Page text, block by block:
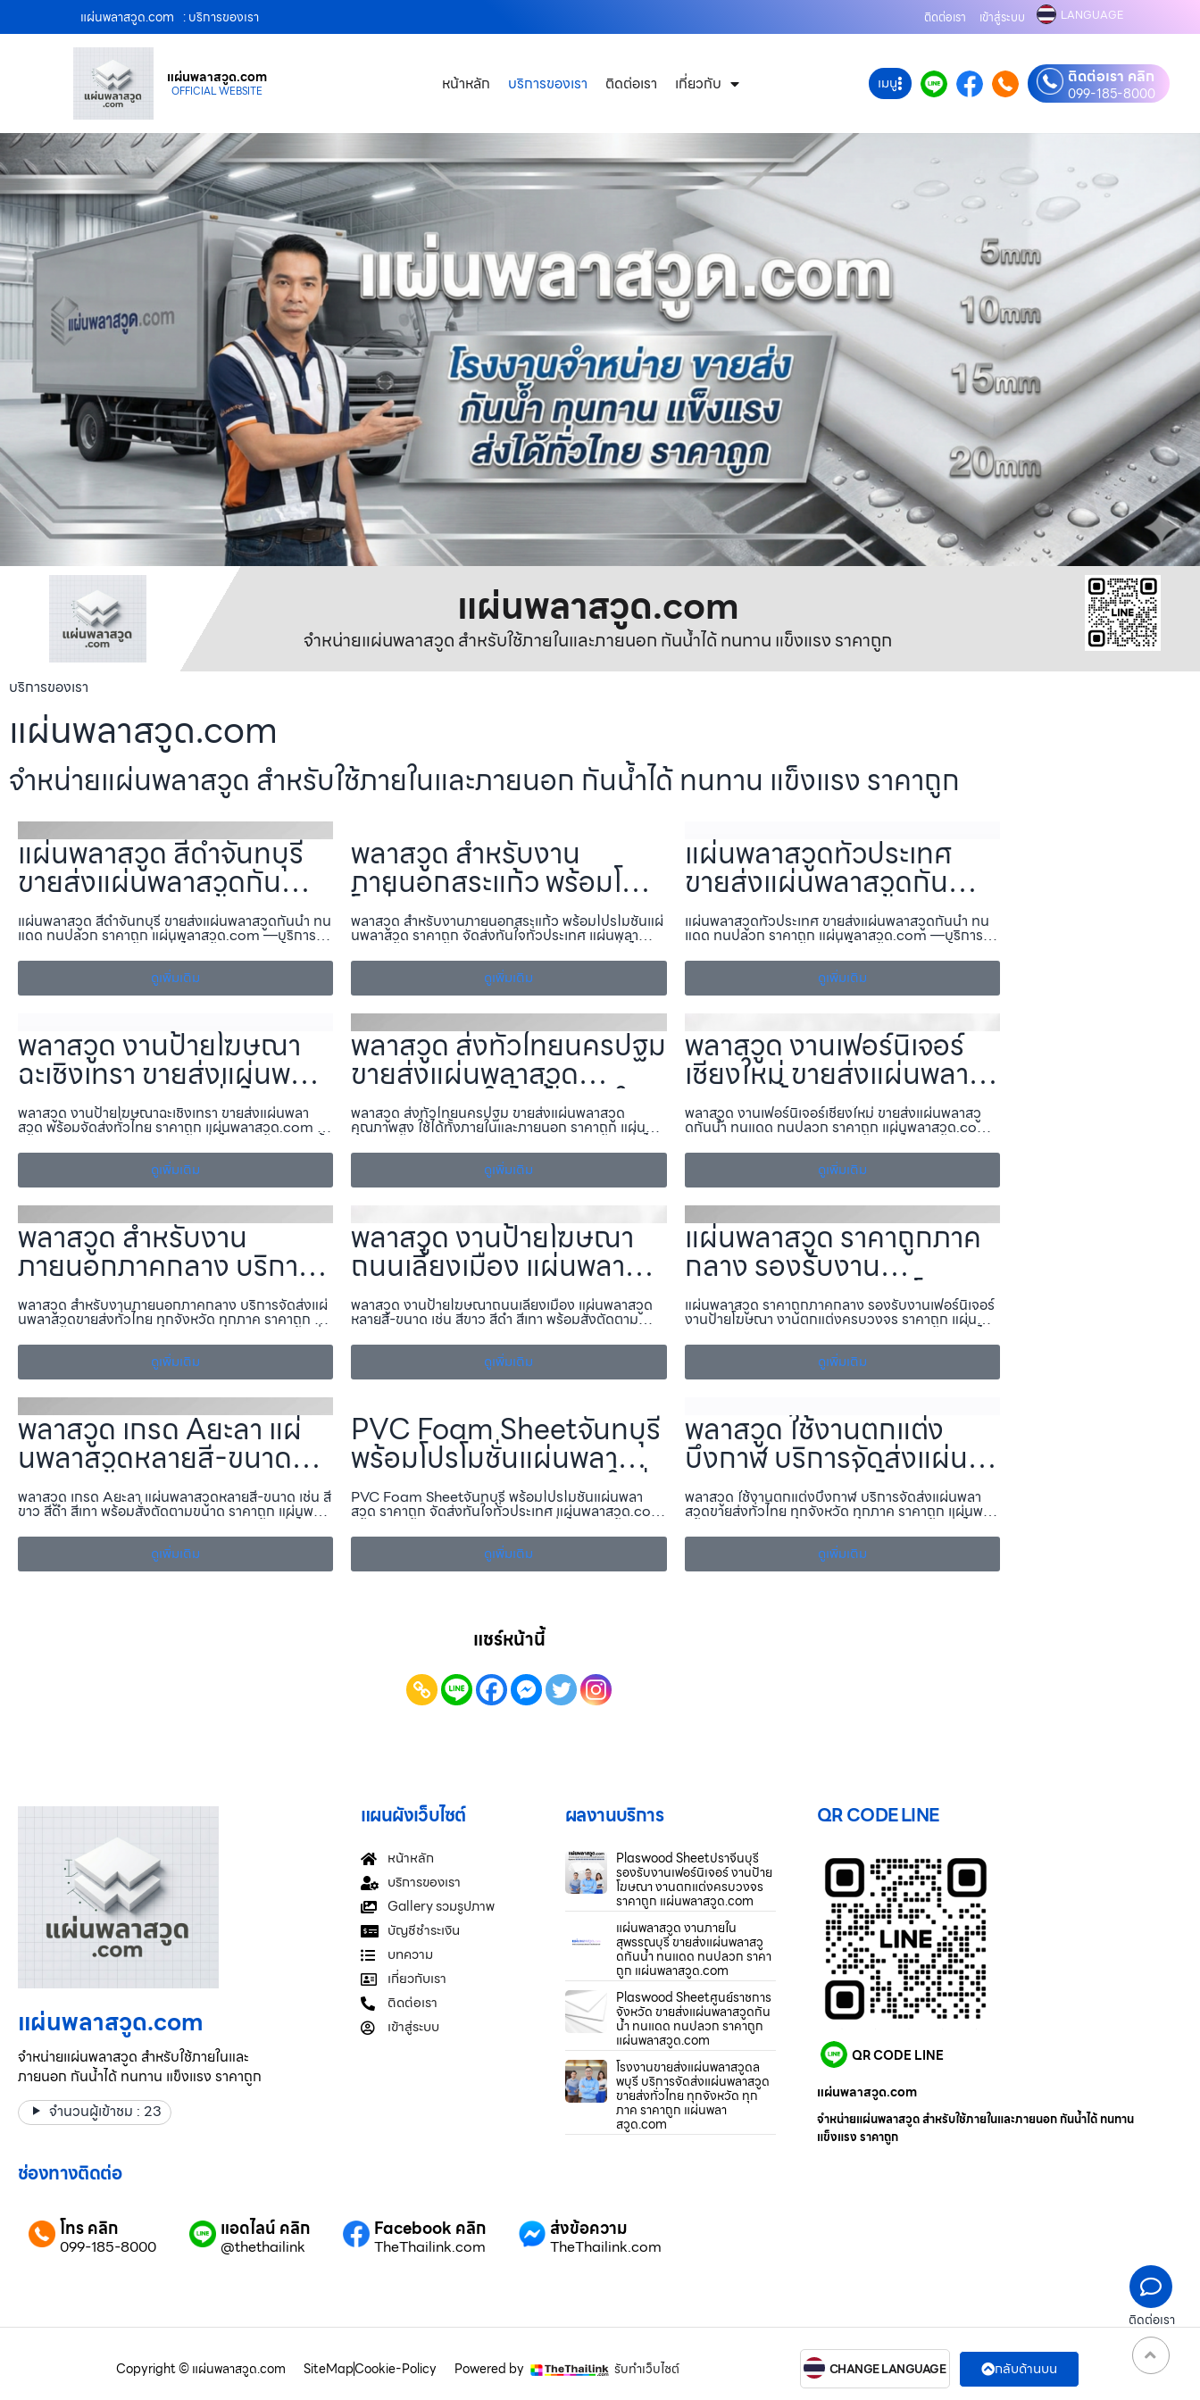
แผ่นพลาสวูด.com : บริการของเรา ติดต่อเรา เข้าสู่ระบบ LANGUAGE
แผ่นพลาสวูด.com
OFFICIAL WEBSITE หน้าหลัก บริการของเรา ติดต่อเรา เกี่ยวกับ เมนู ติดต่อเรา คลิก
099-185-8000
แผ่นพลาสวูด.com
จำหน่ายแผ่นพลาสวูด สำหรับใช้ภายในและภายนอก กันน้ำได้ ทนทาน แข็งแรง ราคาถูก
บริการของเรา
แผ่นพลาสวูด.com
จำหน่ายแผ่นพลาสวูด สำหรับใช้ภายในและภายนอก กันน้ำได้ ทนทาน แข็งแรง ราคาถูก
แผ่นพลาสวูด สีดำจันทบุรี
ขายส่งแผ่นพลาสวูดกันน้ำ
ทนแดด ทนปลวก ราคาถูก
แผ่นพลาสวูด.com
แผ่นพลาสวูด สีดำจันทบุรี ขายส่งแผ่นพลาสวูดกันน้ำ ทน
แดด ทนปลวก ราคาถูก แผ่นพลาสวูด.com —บริการ
จำหน่าย แผ่นพลาสวูด, ส่งทั่วไทย ครบทุกภาค ทั้งงาน
ภายใน–ภายนอก พร้อมแผ่นพลาสวูดขายส่ง, ราคาถูก,
ดูเพิ่มเติม
พลาสวูด สำหรับงาน
ภายนอกสระแก้ว พร้อมโปร
โมชั่นแผ่นพลาสวูด ราคาถูก
จัดส่งทันใจทั่วประเทศ แผ่
นพลาสวูด.com
พลาสวูด สำหรับงานภายนอกสระแก้ว พร้อมโปรโมชั่นแผ่
นพลาสวูด ราคาถูก จัดส่งทันใจทั่วประเทศ แผ่นพลา
สวูด.com —บริการจำหน่าย แผ่นพลาสวูด, ส่งทั่วไทย
ครบทุกภาค ทั้งงานภายใน–ภายนอก พร้อมแผ่นพลาสวูด
ดูเพิ่มเติม
แผ่นพลาสวูดทั่วประเทศ
ขายส่งแผ่นพลาสวูดกันน้ำ
ทนแดด ทนปลวก ราคาถูก
แผ่นพลาสวูด.com
แผ่นพลาสวูดทั่วประเทศ ขายส่งแผ่นพลาสวูดกันน้ำ ทน
แดด ทนปลวก ราคาถูก แผ่นพลาสวูด.com —บริการ
จำหน่าย แผ่นพลาสวูด, ส่งทั่วไทย ครบทุกภาค ทั้งงาน
ภายใน–ภายนอก พร้อมแผ่นพลาสวูดขายส่ง, ราคาถูก,
ดูเพิ่มเติม
พลาสวูด งานป้ายโฆษณา
ฉะเชิงเทรา ขายส่งแผ่นพลา
สวูด พร้อมจัดส่งทั่วไทย
ราคาถูก แผ่นพลาสวูด.com
พลาสวูด งานป้ายโฆษณาฉะเชิงเทรา ขายส่งแผ่นพลา
สวูด พร้อมจัดส่งทั่วไทย ราคาถูก แผ่นพลาสวูด.com —
บริการจำหน่าย แผ่นพลาสวูด, ส่งทั่วไทย ครบทุกภาค ทั้ง
งานภายใน–ภายนอก พร้อมแผ่นพลาสวูดขายส่ง, ราคา
ดูเพิ่มเติม
พลาสวูด ส่งทั่วไทยนครปฐม
ขายส่งแผ่นพลาสวูด
คุณภาพสูง ใช้ได้ทั้งภายใน
และภายนอก ราคาถูก แผ่
นพลาสวูด.com
พลาสวูด ส่งทั่วไทยนครปฐม ขายส่งแผ่นพลาสวูด
คุณภาพสูง ใช้ได้ทั้งภายในและภายนอก ราคาถูก แผ่นพ
ลาสวูด.com —บริการจำหน่าย แผ่นพลาสวูด, ส่งทั่วไทย
ครบทุกภาค ทั้งงานภายใน–ภายนอก พร้อมแผ่นพลาสวูด
ดูเพิ่มเติม
พลาสวูด งานเฟอร์นิเจอร์
เชียงใหม่ ขายส่งแผ่นพลา
สวูดกันน้ำ ทนแดด ทน
ปลวก ราคาถูก แผ่นพลา
สวูด.com
พลาสวูด งานเฟอร์นิเจอร์เชียงใหม่ ขายส่งแผ่นพลาสวู
ดกันน้ำ ทนแดด ทนปลวก ราคาถูก แผ่นพลาสวูด.com
—บริการจำหน่าย แผ่นพลาสวูด, ส่งทั่วไทย ครบทุกภาค
ทั้งงานภายใน–ภายนอก พร้อมแผ่นพลาสวูดขายส่ง,
ดูเพิ่มเติม
พลาสวูด สำหรับงาน
ภายนอกภาคกลาง บริการ
จัดส่งแผ่นพลาสวูดขายส่ง
ทั่วไทย ทุกจังหวัด ทุกภาค
ราคาถูก แผ่นพลาสวูด.com
พลาสวูด สำหรับงานภายนอกภาคกลาง บริการจัดส่งแผ่
นพลาสวูดขายส่งทั่วไทย ทุกจังหวัด ทุกภาค ราคาถูก แผ่
นพลาสวูด.com —บริการจำหน่าย แผ่นพลาสวูด, ส่งทั่ว
ไทย ครบทุกภาค ทั้งงานภายใน–ภายนอก พร้อมแผ่นพลา
ดูเพิ่มเติม
พลาสวูด งานป้ายโฆษณา
ถนนเลี่ยงเมือง แผ่นพลา
สวูดหลายสี-ขนาด เช่น สี
ขาว สีดำ สีเทา พร้อมสั่งตัด
ตามขนาด ราคาถูก แผ่นพ
ลาสวูด.com
พลาสวูด งานป้ายโฆษณาถนนเลี่ยงเมือง แผ่นพลาสวูด
หลายสี-ขนาด เช่น สีขาว สีดำ สีเทา พร้อมสั่งตัดตาม
นพลาสวูด, ส่งทั่วไทย ครบทุกภาค ทั้งงานภายใน–
ดูเพิ่มเติม
แผ่นพลาสวูด ราคาถูกภาค
กลาง รองรับงาน
เฟอร์นิเจอร์ งานป้ายโฆษณา
งานตกแต่งครบวงจร ราคา
ถูก แผ่นพลาสวูด.com
แผ่นพลาสวูด ราคาถูกภาคกลาง รองรับงานเฟอร์นิเจอร์
งานป้ายโฆษณา งานตกแต่งครบวงจร ราคาถูก แผ่นพ
ลาสวูด.com —บริการจำหน่าย แผ่นพลาสวูด, ส่งทั่วไทย
ครบทุกภาค ทั้งงานภายใน–ภายนอก พร้อมแผ่นพลาสวูด
ดูเพิ่มเติม
พลาสวูด เกรด Aยะลา แผ่
นพลาสวูดหลายสี-ขนาด
เช่น สีขาว สีดำ สีเทา พร้อม
สั่งตัดตามขนาด ราคาถูก
แผ่นพลาสวูด.com
พลาสวูด เกรด Aยะลา แผ่นพลาสวูดหลายสี-ขนาด เช่น สี
ขาว สีดำ สีเทา พร้อมสั่งตัดตามขนาด ราคาถูก แผ่นพลา
สวูด.com —บริการจำหน่าย แผ่นพลาสวูด, ส่งทั่วไทย
ครบทุกภาค ทั้งงานภายใน–ภายนอก พร้อมแผ่นพลาสวูด
ดูเพิ่มเติม
PVC Foam Sheetจันทบุรี
พร้อมโปรโมชั่นแผ่นพลา
สวูด ราคาถูก จัดส่งทันใจทั่ว
ประเทศ แผ่นพลาสวูด.com
PVC Foam Sheetจันทบุรี พร้อมโปรโมชั่นแผ่นพลา
สวูด ราคาถูก จัดส่งทันใจทั่วประเทศ แผ่นพลาสวูด.com
—บริการจำหน่าย แผ่นพลาสวูด, ส่งทั่วไทย ครบทุกภาค
ทั้งงานภายใน–ภายนอก พร้อมแผ่นพลาสวูดขายส่ง,
ดูเพิ่มเติม
พลาสวูด ใช้งานตกแต่ง
บึงกาฬ บริการจัดส่งแผ่นพ
ลาสวูดขายส่งทั่วไทย ทุก
จังหวัด ทุกภาค ราคาถูก แผ่
นพลาสวูด.com
พลาสวูด ใช้งานตกแต่งบึงกาฬ บริการจัดส่งแผ่นพลา
สวูดขายส่งทั่วไทย ทุกจังหวัด ทุกภาค ราคาถูก แผ่นพลา
สวูด.com —บริการจำหน่าย แผ่นพลาสวูด, ส่งทั่วไทย
ครบทุกภาค ทั้งงานภายใน–ภายนอก พร้อมแผ่นพลาสวูด
ดูเพิ่มเติม
แชร์หน้านี้
แผ่นพลาสวูด.com
จำหน่ายแผ่นพลาสวูด สำหรับใช้ภายในและ
ภายนอก กันน้ำได้ ทนทาน แข็งแรง ราคาถูก
จำนวนผู้เข้าชม : 23
แผนผังเว็บไซต์
หน้าหลัก
บริการของเรา
Gallery รวมรูปภาพ
บัญชีชำระเงิน
บทความ
เกี่ยวกับเรา
ติดต่อเรา
เข้าสู่ระบบ
ผลงานบริการ
Plaswood Sheetปราจีนบุรี
รองรับงานเฟอร์นิเจอร์ งานป้าย
โฆษณา งานตกแต่งครบวงจร
ราคาถูก แผ่นพลาสวูด.com
แผ่นพลาสวูด งานภายใน
สุพรรณบุรี ขายส่งแผ่นพลาสวู
ดกันน้ำ ทนแดด ทนปลวก ราคา
ถูก แผ่นพลาสวูด.com
Plaswood Sheetศูนย์ราชการ
จังหวัด ขายส่งแผ่นพลาสวูดกัน
น้ำ ทนแดด ทนปลวก ราคาถูก
แผ่นพลาสวูด.com
โรงงานขายส่งแผ่นพลาสวูดล
พบุรี บริการจัดส่งแผ่นพลาสวูด
ขายส่งทั่วไทย ทุกจังหวัด ทุก
ภาค ราคาถูก แผ่นพลา
สวูด.com
QR CODE LINE
QR CODE LINE
แผ่นพลาสวูด.com
จำหน่ายแผ่นพลาสวูด สำหรับใช้ภายในและภายนอก กันน้ำได้ ทนทาน
แข็งแรง ราคาถูก
ช่องทางติดต่อ
โทร คลิก
099-185-8000
แอดไลน์ คลิก
@thethailink
Facebook คลิก
TheThailink.com
ส่งข้อความ
TheThailink.com
Copyright © แผ่นพลาสวูด.com SiteMapCookie-Policy Powered by รับทำเว็บไซต์ CHANGE LANGUAGE กลับด้านบน
ติดต่อเรา